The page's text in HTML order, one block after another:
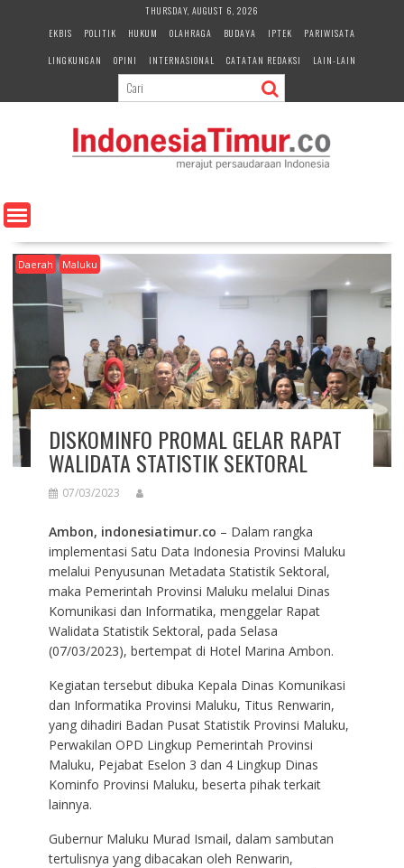
e
n
THURSDAY, AUGUST 6, 2026
EKBIS
POLITIK HUKUM OLAHRAGA BUDAYA IPTEK
PARIWISATA
LINGKUNGAN
OPINI INTERNASIONAL CATATAN REDAKSI LAIN-LAIN
Daerah Maluku
DISKOMINFO PROMAL GELAR RAPAT
WALIDATA STATISTIK SEKTORAL
07/03/2023
Ambon, indonesiatimur.co – Dalam rangka
implementasi Satu Data Indonesia Provinsi Maluku
melalui Penyusunan Metadata Statistik Sektoral,
maka Pemerintah Provinsi Maluku melalui Dinas
Komunikasi dan Informatika, menggelar Rapat
Walidata Statistik Sektoral, pada Selasa
(07/03/2023), bertempat di Hotel Marina Ambon.
Kegiatan tersebut dibuka Kepala Dinas Komunikasi
dan Informatika Provinsi Maluku, Titus Renwarin,
yang dihadiri Badan Pusat Statistik Provinsi Maluku,
Perwakilan OPD Lingkup Pemerintah Provinsi
Maluku, Pejabat Eselon 3 dan 4 Lingkup Dinas
Kominfo Provinsi Maluku, beserta pihak terkait
lainnya.
Gubernur Maluku Murad Ismail, dalam sambutan
tertulisnya yang dibacakan oleh Renwarin,